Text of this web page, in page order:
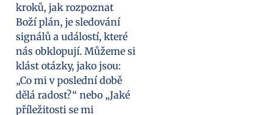
kroků, jak rozpoznat
Boží plán, je sledování
signálů a událostí, které
nás obklopují. Můžeme si
klást otázky, jako jsou:
„Co mi v poslední době
dělá radost?“ nebo „Jaké
příležitosti se mi